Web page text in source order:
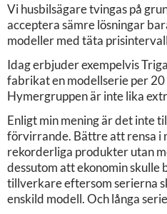
Vi husbilsägare tvingas på
acceptera sämre lösningar
modeller med täta
Idag erbjuder exempelvis
fabrikat en modellserie per
Hymergruppen är inte lika
Enligt min mening är det inte
förvirrande. Bättre att rensa i
rekorderliga produkter utan
dessutom att ekonomin skulle
tillverkare eftersom serierna
enskild modell. Och långa